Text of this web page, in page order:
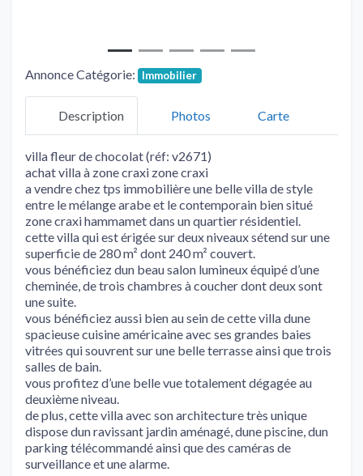
Annonce Catégorie: Immobilier
Description Photos Carte
villa fleur de chocolat (réf: v2671)
achat villa à zone craxi zone craxi
a vendre chez tps immobilière une belle villa de style
entre le mélange arabe et le contemporain bien situé
zone craxi hammamet dans un quartier résidentiel.
cette villa qui est érigée sur deux niveaux sétend sur une
superficie de 280 m² dont 240 m² couvert.
vous bénéficiez dun beau salon lumineux équipé d’une
cheminée, de trois chambres à coucher dont deux sont
une suite.
vous bénéficiez aussi bien au sein de cette villa dune
spacieuse cuisine américaine avec ses grandes baies
vitrées qui souvrent sur une belle terrasse ainsi que trois
salles de bain.
vous profitez d’une belle vue totalement dégagée au
deuxième niveau.
de plus, cette villa avec son architecture très unique
dispose dun ravissant jardin aménagé, dune piscine, dun
parking télécommandé ainsi que des caméras de
surveillance et une alarme.